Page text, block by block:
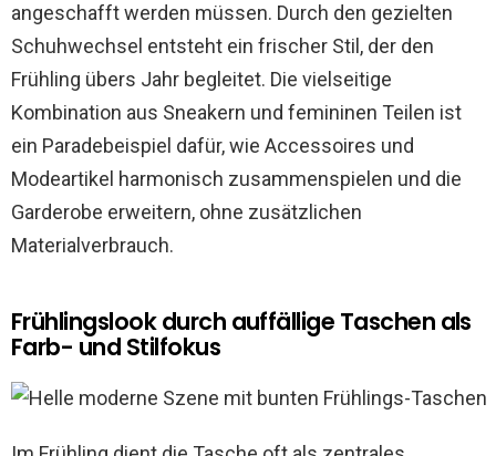
angeschafft werden müssen. Durch den gezielten
Schuhwechsel entsteht ein frischer Stil, der den
Frühling übers Jahr begleitet. Die vielseitige
Kombination aus Sneakern und femininen Teilen ist
ein Paradebeispiel dafür, wie Accessoires und
Modeartikel harmonisch zusammenspielen und die
Garderobe erweitern, ohne zusätzlichen
Materialverbrauch.
Frühlingslook durch auffällige Taschen als
Farb- und Stilfokus